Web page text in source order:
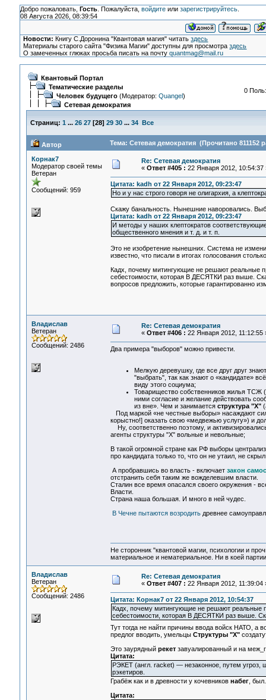
Добро пожаловать, Гость. Пожалуйста, войдитеили зарегистрируйтесь.
08 Августа 2026, 08:39:54
Новости: Книгу С.Доронина "Квантовая магия" читатьздесь
Материалы старого сайта "Физика Магии" доступны для просмотраздесь
О замеченных глюках просьба писать на почтуquantmag@mail.ru
Квантовый Портал
Тематические разделы
Человек будущего(Модератор: Quangel)
Сетевая демократия
0
Страниц: 1 ... 26 27[28] 29 30 ... 34 Все
Автор Тема: Сетевая демократия (Прочитано 811152
Корнак7
Модератор своей темы
Ветеран
Сообщений: 959
Re: Сетевая демократия
« Ответ #405 : 22 Января 2012, 10:54:37
Цитата: kadh от 22 Января 2012, 09:23:47
Но и у нас строго говоря не олигархия, а
Скажу банальность. Нынешние наворовались.
Цитата: kadh от 22 Января 2012, 09:23:47
И методы у наших клептократов
общественного мнения и т. д. и т. п.
Это не изобретение нынешних. Система не
известно, что писали в итогах голосования
Кадх, почему митингующие не решают реальные
себестоимости, которая В ДЕСЯТКИ раз выше.
вопросов предложить, которые гарантированно
Владислав
Ветеран
Сообщений: 2486
Re: Сетевая демократия
« Ответ #406 : 22 Января 2012, 11:12:55
Два примера "выборов" можно привести.
Мелкую деревушку, где все друг друг
"выбрать", так как знают о «кандидате»
виду этого социума;
Товарищество собственников жилья ТСЖ
ними согласие и желание действовать
из вне». Чем и занимается структура "Х"
Под маркой «не честные выборы» насаждают
корыстно!] оказать свою «медвежью услугу») и
Ну, соответственно поэтому, и
агенты структуры "Х" вольные и невольные;
В такой огромной стране как РФ выборы
про кандидата только то, что он не утаил, не
А пробравшись во власть - включаетзакон
отстранить себя таким же вожделевшим власти.
Сталин все время опасался своего окружения -
Власти.
Страна наша большая. И много в ней чудес.
В Чечне пытаются возродитьдревнее
Не сторонник "квантовой магии, психологии и
материальное и нематериальное. Ни в коей
Владислав
Ветеран
Сообщений: 2486
Re: Сетевая демократия
« Ответ #407 : 22 Января 2012, 11:39:04
Цитата: Корнак7 от 22 Января 2012, 10:54:37
Кадх, почему митингующие не решают реальные
себестоимости, которая В ДЕСЯТКИ раз выше.
Тут тогда не найти причины ввода войск НАТО,
предлог вводить, умельцы Структуры "Х"
Это заурядный рекет завуалированный и на
Цитата:
РЭКЕТ (англ. racket) — незаконное, путем угроз,
рэкетиров.
Грабёж как и в древности у кочевников набег,
Цитата: